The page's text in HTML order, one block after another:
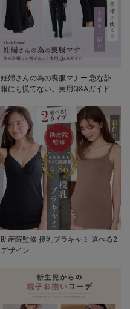
妊婦さんの為の喪服マナー 急な訃
報にも慌てない。実用Q&Aガイド
助産院監修 授乳ブラキャミ 選べる2
デザイン